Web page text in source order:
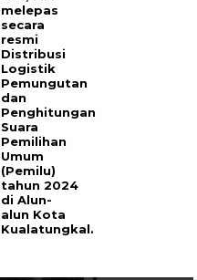
melepas
secara
resmi
Distribusi
Logistik
Pemungutan
dan
Penghitungan
Suara
Pemilihan
Umum
(Pemilu)
tahun 2024
di Alun-
alun Kota
Kualatungkal.